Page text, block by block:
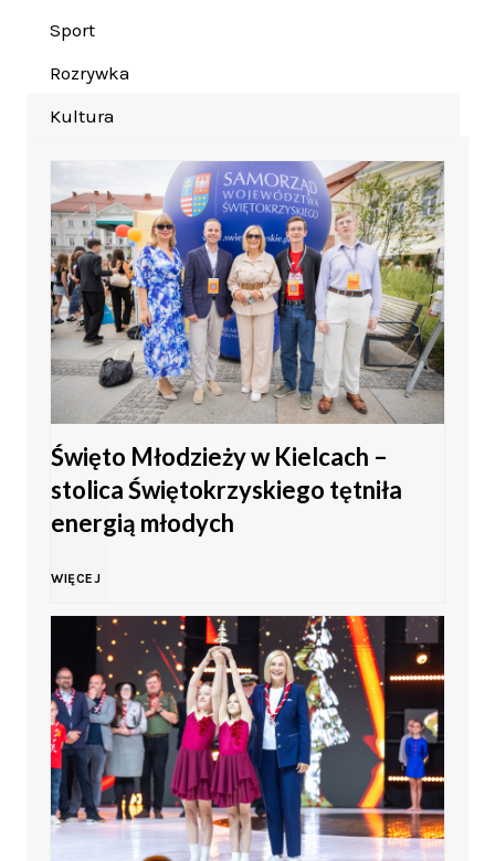
Sport
Rozrywka
Kultura
Święto Młodzieży w Kielcach –
stolica Świętokrzyskiego tętniła
energią młodych
WIĘCEJŚ
w
i
ę
t